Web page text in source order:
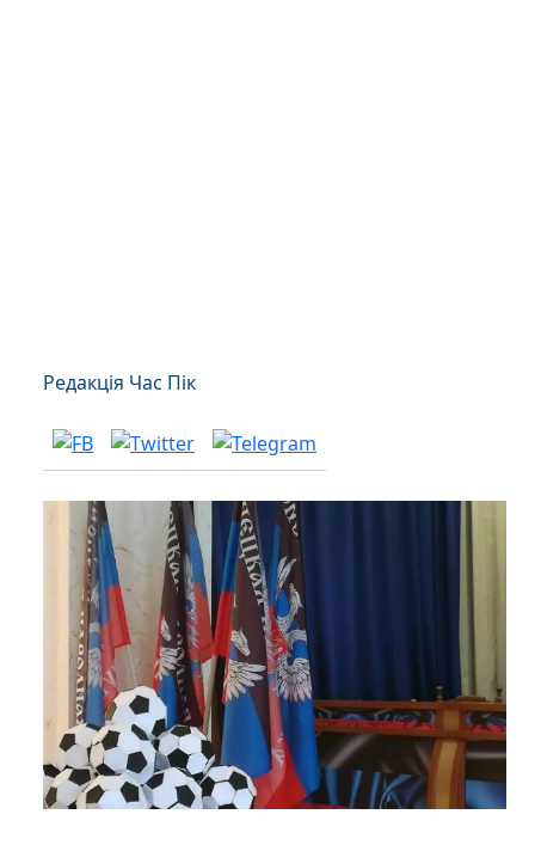
Редакція Час Пік